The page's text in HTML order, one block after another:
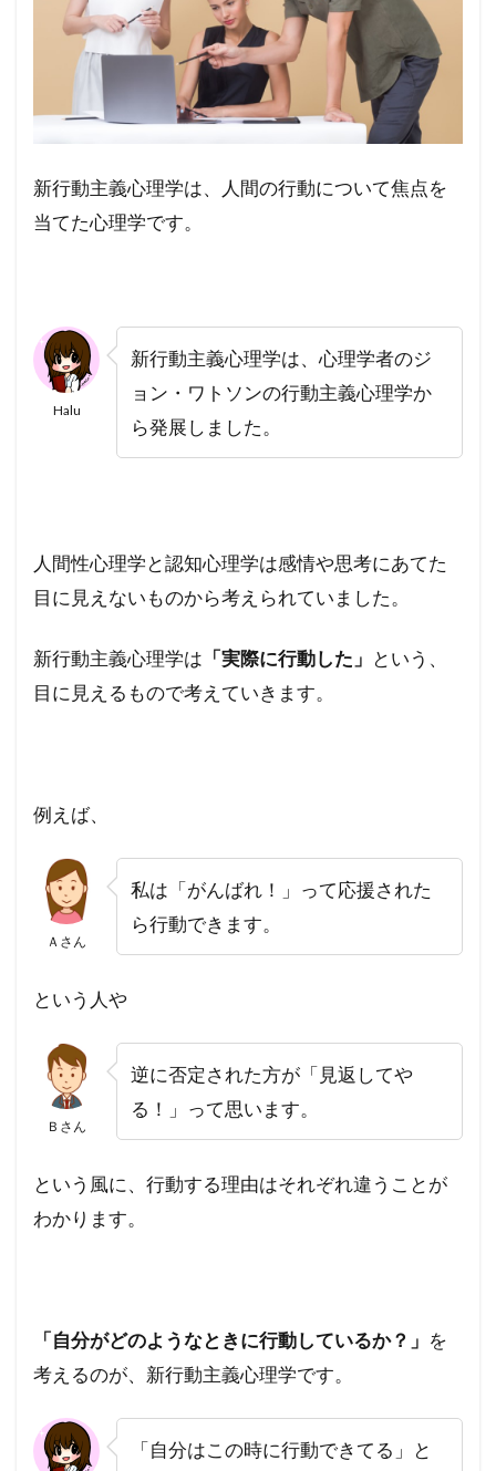
新行動主義心理学は、人間の行動について焦点を
当てた心理学です。
Halu
新行動主義心理学は、心理学者のジ
ョン・ワトソンの行動主義心理学か
ら発展しました。
人間性心理学と認知心理学は感情や思考にあてた
目に見えないものから考えられていました。
新行動主義心理学は 「実際に行動した」 という、
目に見えるもので考えていきます。
例えば、
Ａさん
私は「がんばれ！」って応援された
ら行動できます。
という人や
Ｂさん
逆に否定された方が「見返してや
る！」って思います。
という風に、行動する理由はそれぞれ違うことが
わかります。
「自分がどのようなときに行動しているか？」 を
考えるのが、新行動主義心理学です。
「自分はこの時に行動できてる」と